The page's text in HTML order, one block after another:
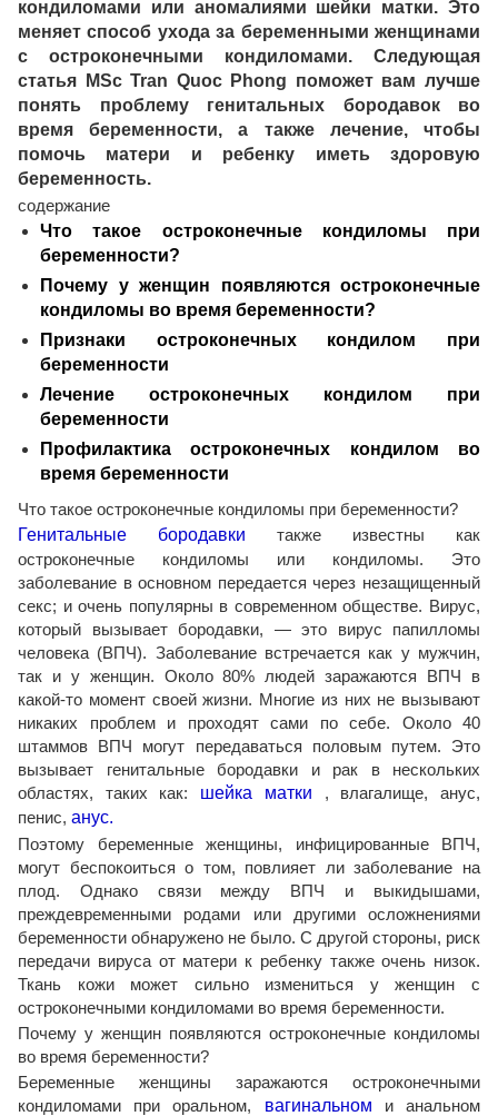
кондиломами или аномалиями шейки матки. Это
меняет способ ухода за беременными женщинами
с остроконечными кондиломами. Следующая
статья MSc Tran Quoc Phong поможет вам лучше
понять проблему генитальных бородавок во
время беременности, а также лечение, чтобы
помочь матери и ребенку иметь здоровую
беременность.
содержание
Что такое остроконечные кондиломы при
беременности?
Почему у женщин появляются остроконечные
кондиломы во время беременности?
Признаки остроконечных кондилом при
беременности
Лечение остроконечных кондилом при
беременности
Профилактика остроконечных кондилом во
время беременности
Что такое остроконечные кондиломы при беременности?
Генитальные бородавки также известны как
остроконечные кондиломы или кондиломы. Это
заболевание в основном передается через незащищенный
секс; и очень популярны в современном обществе. Вирус,
который вызывает бородавки, — это вирус папилломы
человека (ВПЧ). Заболевание встречается как у мужчин,
так и у женщин. Около 80% людей заражаются ВПЧ в
какой-то момент своей жизни. Многие из них не вызывают
никаких проблем и проходят сами по себе. Около 40
штаммов ВПЧ могут передаваться половым путем. Это
вызывает генитальные бородавки и рак в нескольких
областях, таких как: шейка матки , влагалище, анус,
пенис, анус.
Поэтому беременные женщины, инфицированные ВПЧ,
могут беспокоиться о том, повлияет ли заболевание на
плод. Однако связи между ВПЧ и выкидышами,
преждевременными родами или другими осложнениями
беременности обнаружено не было. С другой стороны, риск
передачи вируса от матери к ребенку также очень низок.
Ткань кожи может сильно измениться у женщин с
остроконечными кондиломами во время беременности.
Почему у женщин появляются остроконечные кондиломы
во время беременности?
Беременные женщины заражаются остроконечными
кондиломами при оральном, вагинальном и анальном